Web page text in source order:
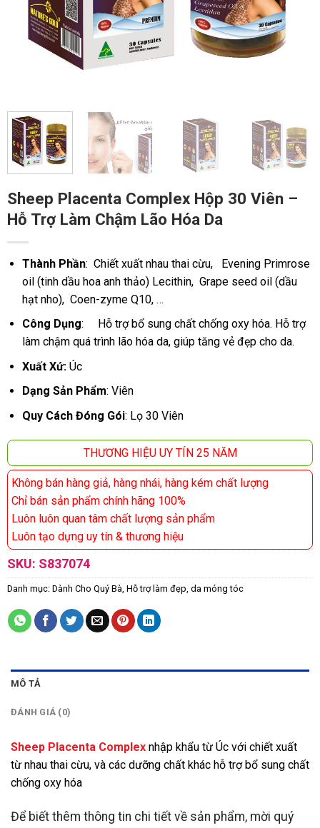
Sheep Placenta Complex Hộp 30 Viên –
Hỗ Trợ Làm Chậm Lão Hóa Da
Thành Phần: Chiết xuất nhau thai cừu, Evening Primrose
oil (tinh dầu hoa anh thảo) Lecithin, Grape seed oil (dầu
hạt nho), Coen-zyme Q10, …
Công Dụng: Hỗ trợ bổ sung chất chống oxy hóa. Hỗ trợ
làm chậm quá trình lão hóa da, giúp tăng vẻ đẹp cho da.
Xuất Xứ:Úc
Dạng Sản Phẩm: Viên
Quy Cách Đóng Gói: Lọ 30 Viên
THƯƠNG HIỆU UY TÍN 25 NĂM
Không bán hàng giả, hàng nhái, hàng kém chất lượng
Chỉ bán sản phẩm chính hãng 100%
Luôn luôn quan tâm chất lượng sản phẩm
Luôn tạo dựng uy tín & thương hiệu
SKU: S837074
Danh mục: Dành Cho Quý Bà Hỗ trợ làm đẹp, da móng tóc
MÔ TẢ
ĐÁNH GIÁ (0)
Sheep Placenta Complex nhập khẩu từ Úc với chiết xuất
từ nhau thai cừu, và các dưỡng chất khác hỗ trợ bổ sung chất
chống oxy hóa
Để biết thêm thông tin chi tiết về sản phẩm, mời quý